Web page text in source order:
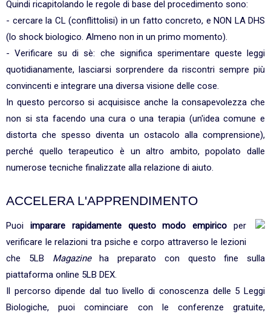
Quindi ricapitolando le regole di base del procedimento sono:
- cercare la CL (conflittolisi) in un fatto concreto, e NON LA DHS
(lo shock biologico. Almeno non in un primo momento).
- Verificare su di sè: che significa sperimentare queste leggi
quotidianamente, lasciarsi sorprendere da riscontri sempre più
convincenti e integrare una diversa visione delle cose.
In questo percorso si acquisisce anche la consapevolezza che
non si sta facendo una cura o una terapia (un'idea comune e
distorta che spesso diventa un ostacolo alla comprensione),
perché quello terapeutico è un altro ambito, popolato dalle
numerose tecniche finalizzate alla relazione di aiuto.
ACCELERA L'APPRENDIMENTO
Puoi imparare rapidamente questo modo empirico per
verificare le relazioni tra psiche e corpo attraverso le lezioni
che 5LB Magazine ha preparato con questo fine sulla
piattaforma online 5LB DEX.
Il percorso dipende dal tuo livello di conoscenza delle 5 Leggi
Biologiche, puoi cominciare con le conferenze gratuite,